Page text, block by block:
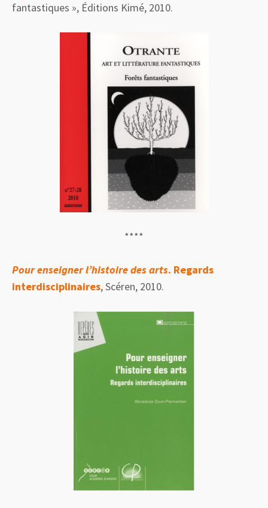
fantastiques », Éditions Kimé, 2010.
****
Pour enseigner l’histoire des arts. Regards
interdisciplinaires, Scéren, 2010.